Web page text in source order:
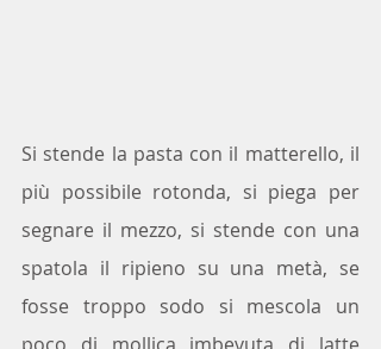
Si stende la pasta con il matterello, il
più possibile rotonda, si piega per
segnare il mezzo, si stende con una
spatola il ripieno su una metà, se
fosse troppo sodo si mescola un